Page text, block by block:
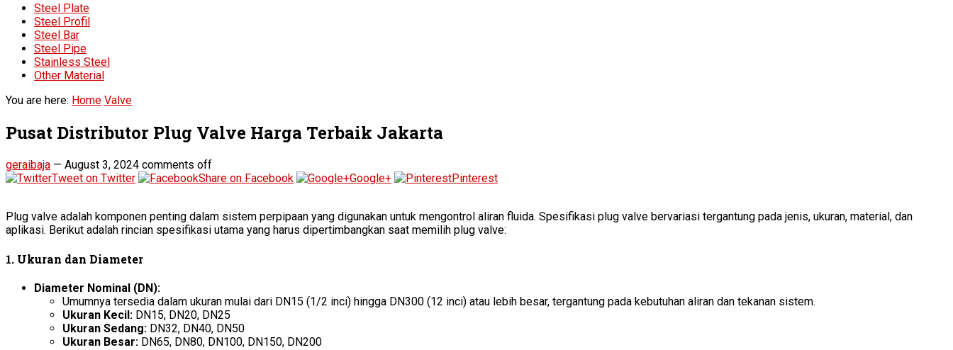
Steel Plate
Steel Profil
Steel Bar
Steel Pipe
Stainless Steel
Other Material
You are here: Home Valve
Pusat Distributor Plug Valve Harga Terbaik Jakarta
geraibaja — August 3, 2024 comments off
Tweet on Twitter
Share on Facebook Google+ Pinterest
Plug valve adalah komponen penting dalam sistem perpipaan yang digunakan untuk mengontrol aliran fluida. Spesifikasi plug valve bervariasi tergantung pada jenis, ukuran, material, dan
aplikasi. Berikut adalah rincian spesifikasi utama yang harus dipertimbangkan saat memilih plug valve:
1. Ukuran dan Diameter
Diameter Nominal (DN):
Umumnya tersedia dalam ukuran mulai dari DN15 (1/2 inci) hingga DN300 (12 inci) atau lebih besar, tergantung pada kebutuhan aliran dan tekanan sistem.
Ukuran Kecil: DN15, DN20, DN25
Ukuran Sedang: DN32, DN40, DN50
Ukuran Besar: DN65, DN80, DN100, DN150, DN200